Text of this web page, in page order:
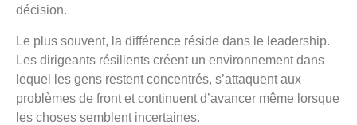
décision.
Le plus souvent, la différence réside dans le leadership.
Les dirigeants résilients créent un environnement dans
lequel les gens restent concentrés, s’attaquent aux
problèmes de front et continuent d’avancer même lorsque
les choses semblent incertaines.